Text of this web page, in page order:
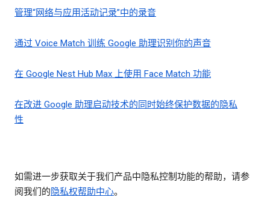
管理“网络与应用活动记录”中的录音
通过 Voice Match 训练 Google 助理识别你的声音
在 Google Nest Hub Max 上使用 Face Match 功能
在改进 Google 助理启动技术的同时始终保护数据的隐私
性
如需进一步获取关于我们产品中隐私控制功能的帮助，请参
阅我们的隐私权帮助中心。